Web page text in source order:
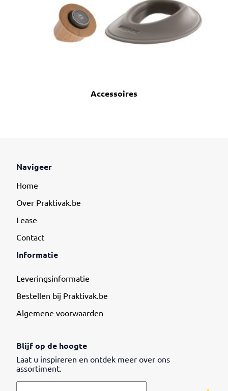
Accessoires
Navigeer
Home
Over Praktivak.be
Lease
Contact
Informatie
Leveringsinformatie
Bestellen bij Praktivak.be
Algemene voorwaarden
Blijf op de hoogte
Laat u inspireren en ontdek meer over ons
assortiment.